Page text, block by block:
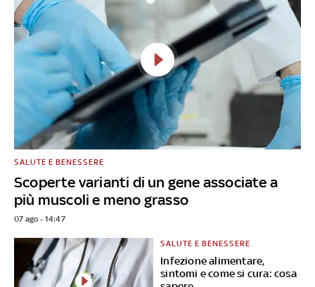
Scoperte varianti di un gene associate a
più muscoli e meno grasso
SALUTE E BENESSERE
07 ago - 14:47
Infezione alimentare,
sintomi e come si cura: cosa
SALUTE E BENESSERE